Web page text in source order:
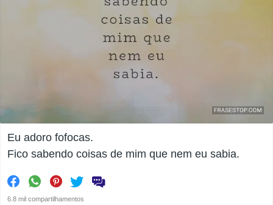
Eu adoro fofocas.
Fico sabendo coisas de mim que nem eu sabia.
6.8 mil compartilhamentos